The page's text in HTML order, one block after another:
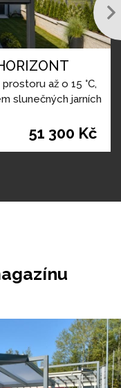
až o 15 °C,
slunečných jarních
51 300 Kč